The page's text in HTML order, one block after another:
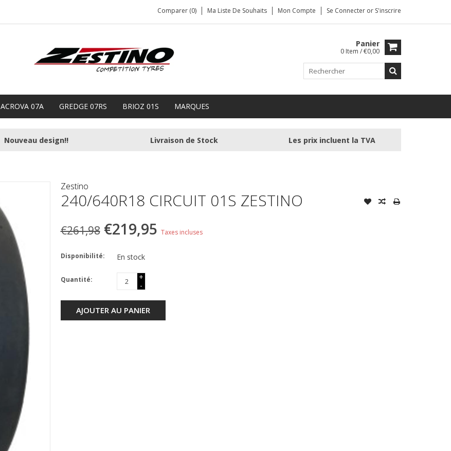
Comparer (0) Ma Liste De Souhaits Mon Compte Se Connecter or S'inscrire
Panier
0 Item / €0,00
ACROVA 07A GREDGE 07RS BRIOZ 01S MARQUES
Nouveau design!! Livraison de Stock Les prix incluent la TVA
Zestino
240/640R18 CIRCUIT 01S ZESTINO
€261,98 €219,95 Taxes incluses
Disponibilité: En stock
Quantité:
+
-
AJOUTER AU PANIER